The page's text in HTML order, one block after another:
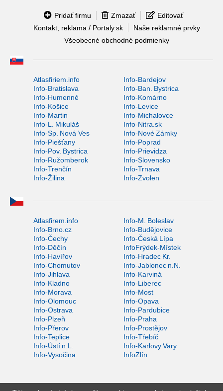
Pridať firmu Zmazať
Editovať
Kontakt, reklama / Portaly.sk
Naše reklamné prvky
Všeobecné obchodné podmienky
Atlasfiriem.info
Info-Bardejov
Info-Bratislava
Info-Ban. Bystrica
Info-Humenné
Info-Komárno
Info-Košice
Info-Levice
Info-Martin
Info-Michalovce
Info-L. Mikuláš
Info-Nitra.sk
Info-Sp. Nová Ves
Info-Nové Zámky
Info-Piešťany
Info-Poprad
Info-Pov. Bystrica
Info-Prievidza
Info-Ružomberok
Info-Slovensko
Info-Trenčín
Info-Trnava
Info-Žilina
Info-Zvolen
Atlasfirem.info
Info-M. Boleslav
Info-Brno.cz
Info-Budějovice
Info-Čechy
Info-Česká Lípa
Info-Děčín
InfoFrýdek-Místek
Info-Havířov
Info-Hradec Kr.
Info-Chomutov
Info-Jablonec n.N.
Info-Jihlava
Info-Karviná
Info-Kladno
Info-Liberec
Info-Morava
Info-Most
Info-Olomouc
Info-Opava
Info-Ostrava
Info-Pardubice
Info-Plzeň
Info-Praha
Info-Přerov
Info-Prostějov
Info-Teplice
Info-Třebíč
Info-Ústí n.L.
Info-Karlovy Vary
Info-Vysočina
InfoZlín